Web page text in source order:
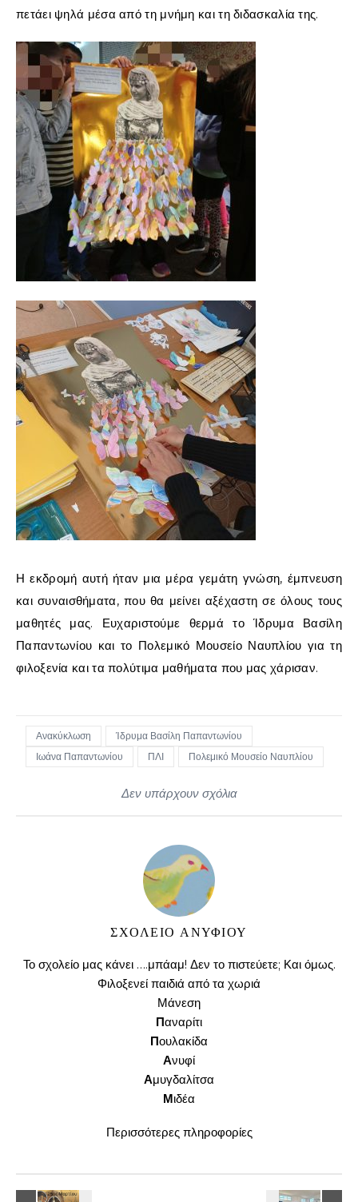
πετάει ψηλά μέσααπότη μνήμη καιτηδιδασκαλίατης.
Ηεκδρομή αυτήήταν μια μέρα γεμάτη γνώση, έμπνευση
καισυναισθήματα,πουθα μείνει αξέχαστησεόλους τους
μαθητές μας. Ευχαριστούμε θερμάτοΊδρυμα Βασίλη
Παπαντωνίου και το Πολεμικό Μουσείο Ναυπλίουγιατη
φιλοξενία καιταπολύτιμα μαθήματα που μας χάρισαν.
Ανακύκλωση
Ίδρυμα Βασίλη Παπαντωνίου
Ιωάνα Παπαντωνίου
ΠΛΙ Πολεμικό Μουσείο Ναυπλίου
Δεν υπάρχουν σχόλια
ΣΧΟΛΕΊΟ ΑΝΥΦΊΟΥ
Το σχολείο μας κάνει ….μπάαμ! Δεν το πιστεύετε; Και όμως.
Φιλοξενεί παιδιά από τα χωριά
Μάνεση
Παναρίτι
Πουλακίδα
Ανυφί
Αμυγδαλίτσα
Μιδέα
Περισσότερες πληροφορίες